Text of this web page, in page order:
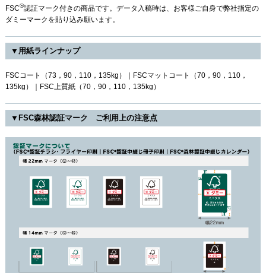
FSC®認証マーク付きの商品です。データ入稿時は、お客様ご自身で弊社指定の
ダミーマークを貼り込み願います。
▼用紙ラインナップ
FSCコート（73，90，110，135kg）｜FSCマットコート（70，90，110，
135kg）｜FSC上質紙（70，90，110，135kg）
▼FSC森林認証マーク ご利用上の注意点